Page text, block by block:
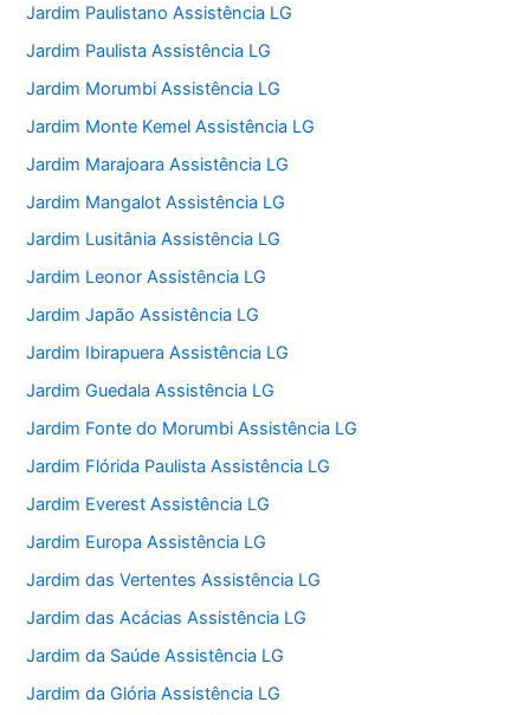
Jardim Paulistano Assistência LG
Jardim Paulista Assistência LG
Jardim Morumbi Assistência LG
Jardim Monte Kemel Assistência LG
Jardim Marajoara Assistência LG
Jardim Mangalot Assistência LG
Jardim Lusitânia Assistência LG
Jardim Leonor Assistência LG
Jardim Japão Assistência LG
Jardim Ibirapuera Assistência LG
Jardim Guedala Assistência LG
Jardim Fonte do Morumbi Assistência LG
Jardim Flórida Paulista Assistência LG
Jardim Everest Assistência LG
Jardim Europa Assistência LG
Jardim das Vertentes Assistência LG
Jardim das Acácias Assistência LG
Jardim da Saúde Assistência LG
Jardim da Glória Assistência LG